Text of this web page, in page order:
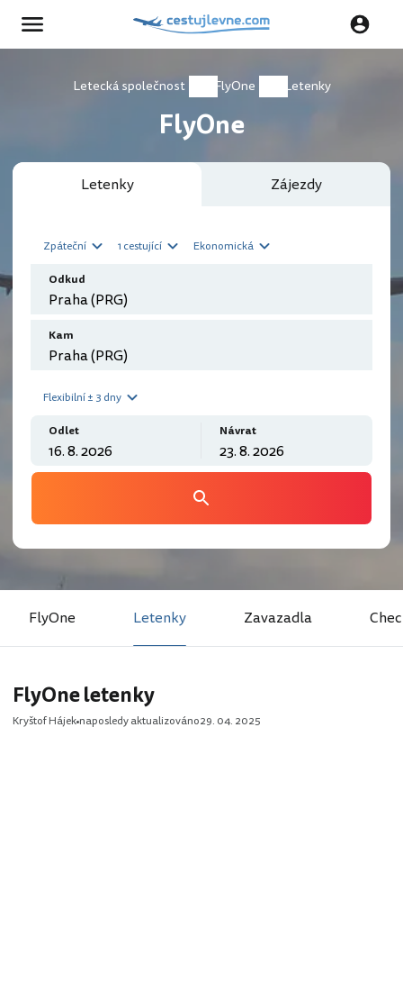
Letecká společnost FlyOne Letenky
FlyOne
Letenky Zájezdy
Zpáteční 1 cestující Ekonomická
Odkud
Kam
Flexibilní ± 3 dny
Odlet Návrat
FlyOne Letenky Zavazadla
FlyOne letenky
Kryštof Hájek naposledy aktualizováno29. 04. 2025